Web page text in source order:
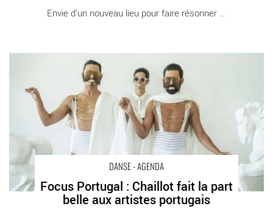
Envie d’un nouveau lieu pour faire résonner [...]
DANSE - AGENDA
Focus Portugal : Chaillot fait la part
belle aux artistes portugais
Focus Portugal : Chaillot fait la part belle aux artistes portugais -
Critique sortie Danse Paris Chaillot - Théâtre national de la
danse